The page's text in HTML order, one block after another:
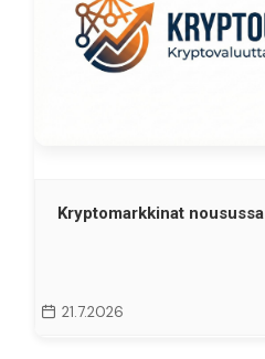
Kryptomarkkinat nousussa
21.7.2026